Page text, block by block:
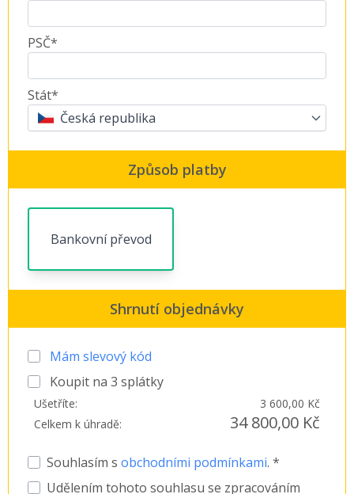
PSČ*
Stát*
Česká republika
Způsob platby
Bankovní převod
Shrnutí objednávky
Mám slevový kód
Koupit na 3 splátky
Ušetříte:
3 600,00 Kč
Celkem k úhradě:
34 800,00 Kč
Souhlasím s obchodními podmínkami. *
Udělením tohoto souhlasu se zpracováním